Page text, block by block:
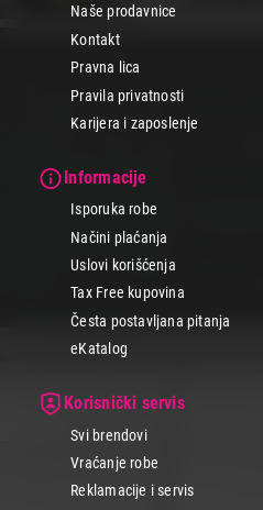
Naše prodavnice
Kontakt
Pravna lica
Pravila privatnosti
Karijera i zaposlenje
Informacije
Isporuka robe
Načini plaćanja
Uslovi korišćenja
Tax Free kupovina
Česta postavljana pitanja
eKatalog
Korisnički servis
Svi brendovi
Vraćanje robe
Reklamacije i servis